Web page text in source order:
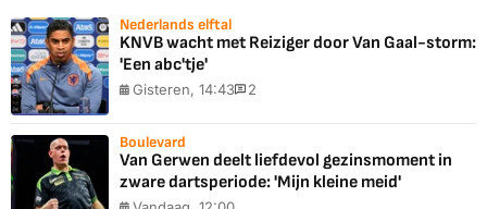
Nederlands elftal
KNVB wacht met Reiziger door Van Gaal-storm:
'Een abc'tje'
Gisteren, 14:43 2
Boulevard
Van Gerwen deelt liefdevol gezinsmoment in
zware dartsperiode: 'Mijn kleine meid'